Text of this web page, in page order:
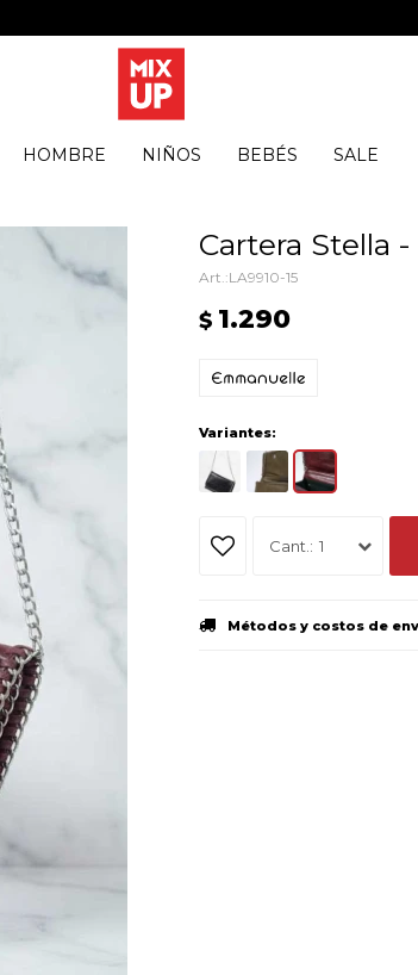
HOMBRE NIÑOS BEBÉS SALE
Cartera Stella
LA9910-15
$ 1.290
Variantes:
1
Métodos y costos de